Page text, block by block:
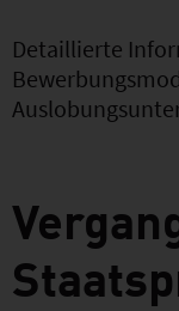
Detaillierte